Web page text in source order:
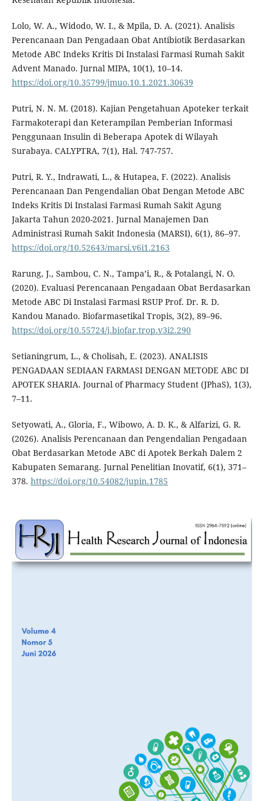
Lolo, W. A., Widodo, W. I., & Mpila, D. A. (2021). Analisis
Perencanaan Dan Pengadaan Obat Antibiotik Berdasarkan
Metode ABC Indeks Kritis Di Instalasi Farmasi Rumah Sakit
Advent Manado. Jurnal MIPA, 10(1), 10–14.
https://doi.org/10.35799/jmuo.10.1.2021.30639
Putri, N. N. M. (2018). Kajian Pengetahuan Apoteker terkait
Farmakoterapi dan Keterampilan Pemberian Informasi
Penggunaan Insulin di Beberapa Apotek di Wilayah
Surabaya. CALYPTRA, 7(1), Hal. 747-757.
Putri, R. Y., Indrawati, L., & Hutapea, F. (2022). Analisis
Perencanaan Dan Pengendalian Obat Dengan Metode ABC
Indeks Kritis Di Instalasi Farmasi Rumah Sakit Agung
Jakarta Tahun 2020-2021. Jurnal Manajemen Dan
Administrasi Rumah Sakit Indonesia (MARSI), 6(1), 86–97.
https://doi.org/10.52643/marsi.v6i1.2163
Rarung, J., Sambou, C. N., Tampa’i, R., & Potalangi, N. O.
(2020). Evaluasi Perencanaan Pengadaan Obat Berdasarkan
Metode ABC Di Instalasi Farmasi RSUP Prof. Dr. R. D.
Kandou Manado. Biofarmasetikal Tropis, 3(2), 89–96.
https://doi.org/10.55724/j.biofar.trop.v3i2.290
Setianingrum, L., & Cholisah, E. (2023). ANALISIS
PENGADAAN SEDIAAN FARMASI DENGAN METODE ABC DI
APOTEK SHARIA. Journal of Pharmacy Student (JPhaS), 1(3),
7–11.
Setyowati, A., Gloria, F., Wibowo, A. D. K., & Alfarizi, G. R.
(2026). Analisis Perencanaan dan Pengendalian Pengadaan
Obat Berdasarkan Metode ABC di Apotek Berkah Dalem 2
Kabupaten Semarang. Jurnal Penelitian Inovatif, 6(1), 371–
378. https://doi.org/10.54082/jupin.1785